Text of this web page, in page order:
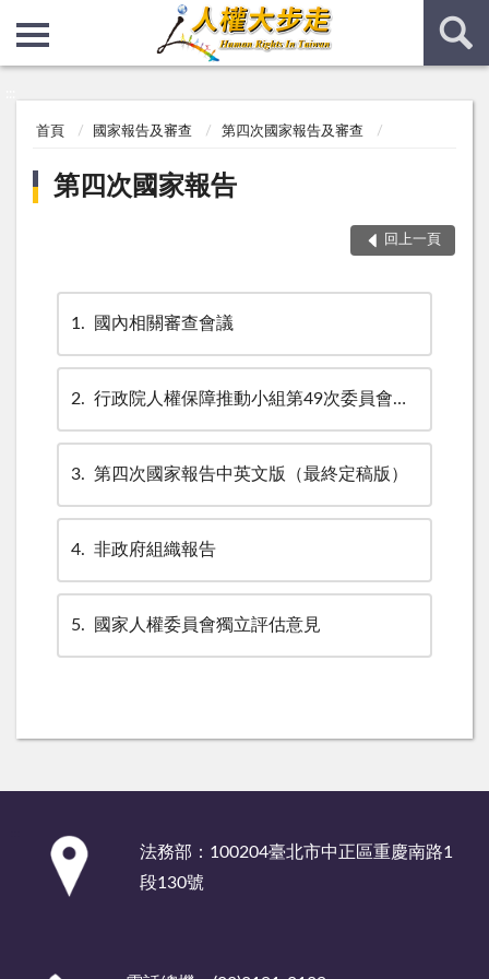
首頁 國家報告及審查 第四次國家報告及審查
第四次國家報告
回上一頁
1 國內相關審查會議
2 行政院人權保障推動小組第49次委員會議決議通過版本(目前最新進度，非最終定稿版)
3 第四次國家報告中英文版（最終定稿版）
4 非政府組織報告
5 國家人權委員會獨立評估意見
法務部：100204臺北市中正區重慶南路1
段130號